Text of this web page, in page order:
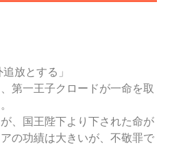
放とする」
第一王子クロードが一命を取
、国王陛下より下された命が
の功績は大きいが、不敬罪で